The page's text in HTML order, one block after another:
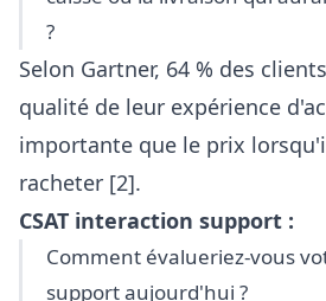
?
Selon Gartner, 64 % des
qualité de leur expérience
importante que le prix
racheter [2].
CSAT interaction support :
Comment évalueriez-vous
support aujourd'hui ?